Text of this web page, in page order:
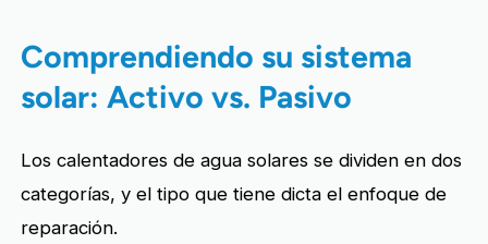
Comprendiendo su sistema
solar: Activo vs. Pasivo
Los calentadores de agua solares se dividen en dos
categorías, y el tipo que tiene dicta el enfoque de
reparación.